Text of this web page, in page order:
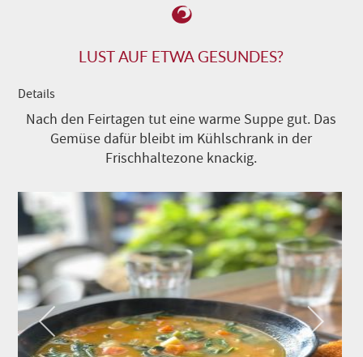
LUST AUF ETWA GESUNDES?
Details
Nach den Feirtagen tut eine warme Suppe gut. Das
Gemüse dafür bleibt im Kühlschrank in der
Frischhaltezone knackig.